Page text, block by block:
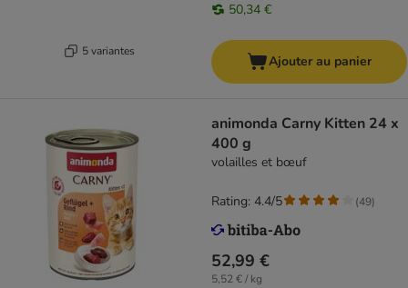
5 variantes
50,34 €
Ajouter au panier
animonda Carny Kitten 24 x
400 g
volailles et bœuf
52,99 €
5,52 € / kg
Rating: 4.4/5 (49)